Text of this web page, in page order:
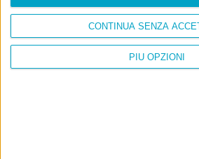
PIÙ OPZIONI
CONTINUA SENZA